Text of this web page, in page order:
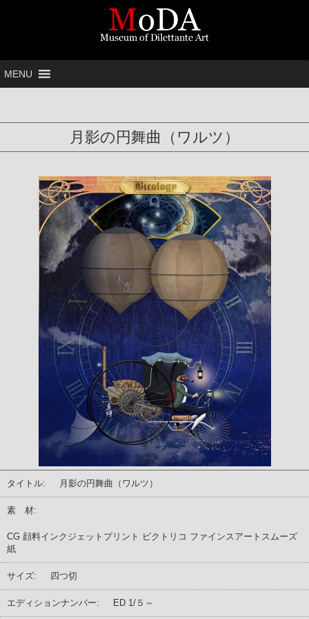
MENU
月影の円舞曲（ワルツ）
タイトル: 月影の円舞曲（ワルツ）
素 材:
CG 顔料インクジェットプリント ピクトリコ ファインスアートスムーズ
紙
サイズ: 四つ切
エディションナンバー: ED 1/５～